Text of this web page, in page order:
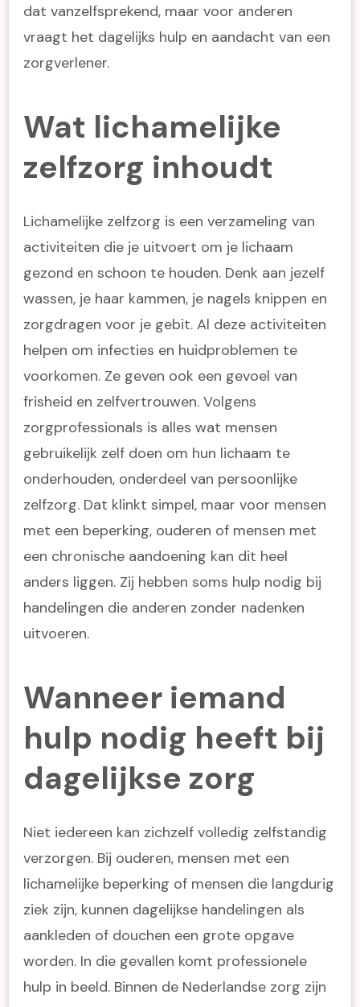
dat vanzelfsprekend, maar voor anderen
vraagt het dagelijks hulp en aandacht van een
zorgverlener.
Wat lichamelijke
zelfzorg inhoudt
Lichamelijke zelfzorg is een verzameling van
activiteiten die je uitvoert om je lichaam
gezond en schoon te houden. Denk aan jezelf
wassen, je haar kammen, je nagels knippen en
zorgdragen voor je gebit. Al deze activiteiten
helpen om infecties en huidproblemen te
voorkomen. Ze geven ook een gevoel van
frisheid en zelfvertrouwen. Volgens
zorgprofessionals is alles wat mensen
gebruikelijk zelf doen om hun lichaam te
onderhouden, onderdeel van persoonlijke
zelfzorg. Dat klinkt simpel, maar voor mensen
met een beperking, ouderen of mensen met
een chronische aandoening kan dit heel
anders liggen. Zij hebben soms hulp nodig bij
handelingen die anderen zonder nadenken
uitvoeren.
Wanneer iemand
hulp nodig heeft bij
dagelijkse zorg
Niet iedereen kan zichzelf volledig zelfstandig
verzorgen. Bij ouderen, mensen met een
lichamelijke beperking of mensen die langdurig
ziek zijn, kunnen dagelijkse handelingen als
aankleden of douchen een grote opgave
worden. In die gevallen komt professionele
hulp in beeld. Binnen de Nederlandse zorg zijn